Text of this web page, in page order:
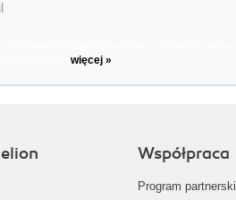
więcej »
Współpraca
Program